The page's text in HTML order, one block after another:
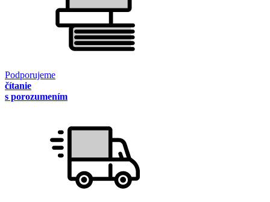
Podporujeme
čítanie
s porozumením